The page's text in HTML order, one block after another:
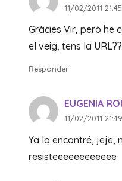
11/02/2011 21:45
Gràcies Vir, però he
el veig, tens la URL??
Responder
EUGENIA
11/02/2011 21:49
Ya lo encontré, jeje,
resisteeeeeeeeeeee